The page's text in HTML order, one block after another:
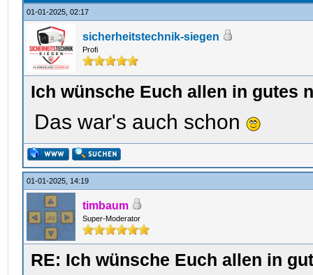
01-01-2025, 02:17
sicherheitstechnik-siegen
Profi
Ich wünsche Euch allen in gutes
Das war's auch schon
01-01-2025, 14:19
timbaum
Super-Moderator
RE: Ich wünsche Euch allen in